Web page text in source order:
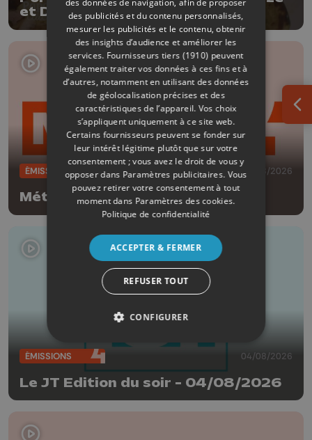
et Dufrais
ÉMISSIONS 04/08/2026
Météo Soir - 04/08/2026
ÉMISSIONS 04/08/2026
Le JT Edition du soir - 04/08/2026
des publicités et du contenu personnalisés,
mesurer les publicités et le contenu, obtenir
des insights d’audience et améliorer les
services. Fournisseurs tiers (1910) peuvent
également traiter vos données à ces fins et à
d’autres, notamment en utilisant des données
de géolocalisation précises et des
caractéristiques de l’appareil. Vos choix
s’appliquent uniquement à ce site web.
Certains fournisseurs peuvent se fonder sur
leur intérêt légitime plutôt que sur votre
consentement ; vous avez le droit de vous y
opposer dans Paramètres publicitaires. Vous
pouvez retirer votre consentement à tout
moment dans Paramètres des cookies.
Politique de confidentialité
ACCEPTER & FERMER
REFUSER TOUT
CONFIGURER